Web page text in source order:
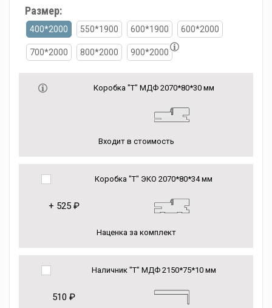
Размер:
400*2000 550*1900 600*1900 600*2000
700*2000 800*2000 900*2000
Коробка "Т" МДФ 2070*80*30 мм
Входит в стоимость
Коробка "Т" ЭКО 2070*80*34 мм
+ 525 ₽
Наценка за комплект
Наличник "Т" МДФ 2150*75*10 мм
510 ₽